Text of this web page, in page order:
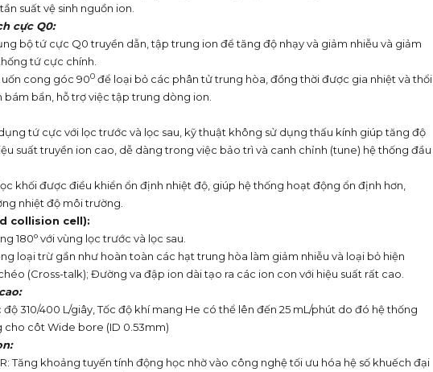
suất vệ sinh nguồn ion.
cực Q0:
bộ tứ cực Q0 truyền dẫn, tập trung ion để tăng độ nhạy và giảm nhiễu và giảm
tứ cực chính.
cong góc 900 để loại bỏ các phân tử trung hòa, đồng thời được gia nhiệt và thổi
bám bẩn, hỗ trợ việc tập trung dòng ion.
tứ cực với lọc trước và lọc sau, kỹ thuật không sử dụng thấu kính giúp tăng độ
suất truyền ion cao, dễ dàng trong việc bảo trì và canh chỉnh (tune) hệ thống đầu
khối được điều khiển ổn định nhiệt độ, giúp hệ thống hoạt động ổn định hơn,
nhiệt độ môi trường.
collision cell):
180o với vùng lọc trước và lọc sau.
loại trừ gần như hoàn toàn các hạt trung hòa làm giảm nhiễu và loại bỏ hiện
(Cross-talk); Đường va đập ion dài tạo ra các ion con với hiệu suất rất cao.
:
độ 310/400 L/giây, Tốc độ khí mang He có thể lên đến 25 mL/phút do đó hệ thống
cho côt Wide bore (ID 0.53mm)
:
Tăng khoảng tuyến tính động học nhờ vào công nghệ tối ưu hóa hệ số khuếch đại